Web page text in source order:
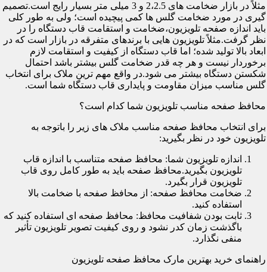
مثلاً در بازار ضخامت های 2،2.5 و 3 میلی متر بسیار رایج است.تصمیم
گیری در مورد ضخامت گلس ها کمی پیچیده است؛ ولی به طور کلی
باید اندازه صفحه تلویزیون،ضخامت و استقامت قاب دستگاه را در
نظر گرفت.مثلاً تلویزیون هایی با برندهای متفرقه در بازار است که در
ابعاد بالا تولید شده؛ اما قاب دستگاه از کیفیت و استقامت لازم
برخوردار نیست و هر چه قدر ضخامت گلس بیشتر باشد احتمال
شکستن دستگاه بیشتر می شود.در واقع مهم ترین ملاک برای انتخاب
گلس مناسب میزان مقاومت و پایداری قاب دستگاه شما است.
محافظ صفحه مناسب تلویزیون شما کدام است؟
برای انتخاب محافظ صفحه مناسب ملاک های زیر را باتوجه به
تلویزیون خود در نظر بگیرید:
اندازه تلویزیون شما: محافظ صفحه متناسب با اندازه قاب
تلویزیون بگیرید.محافظ صفحه باید به طور کامل روی قاب
تلویزیون قرار بگیرد.
ضخامت محافظ صفحه: از محافظ صفحه با ضخامت بالا
استفاده کنید.
ثابت بودن شفافیت محافظ: محافظ صفحه ای استفاده کنید که
باگذشت زمان کدر نشود و روی کیفیت تصویر تلویزیون تأثیر
منفی نگذارد.
راهنمای خرید بهترین مارک محافظ صفحه تلویزیون